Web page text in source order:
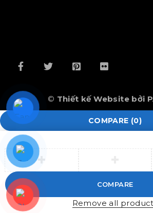
© Thiết kế Website bởi
COMPARE (0)
COMPARE
Remove all